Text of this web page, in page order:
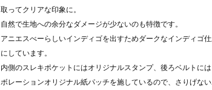
取ってクリアな印象に。
自然で生地への余分なダメージが少ないのも特徴です。
アニエスべーらしいインディゴを出すためダークなインディゴ
にしています。
内側のスレキポケットにはオリジナルスタンプ、後ろベルトに
ボレーションオリジナル紙パッチを施しているので、さりげな